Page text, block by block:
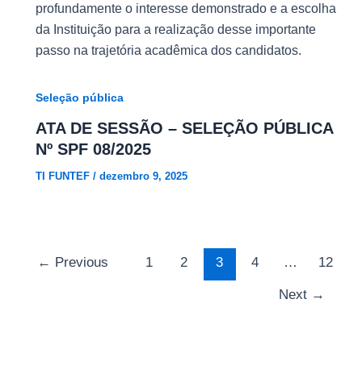
profundamente o interesse demonstrado e a escolha
da Instituição para a realização desse importante
passo na trajetória acadêmica dos candidatos.
Seleção pública
ATA DE SESSÃO – SELEÇÃO PÚBLICA
Nº SPF 08/2025
TI FUNTEF / dezembro 9, 2025
← Previous 1 2 3 4 … 12
Next →